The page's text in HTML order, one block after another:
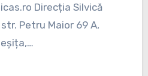
Direcția Silvică
Petru Maior 69 A,